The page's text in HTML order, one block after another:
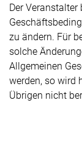
Der
zu ändern. Für
solche
Allgemeinen
werden, so wird
Übrigen nicht